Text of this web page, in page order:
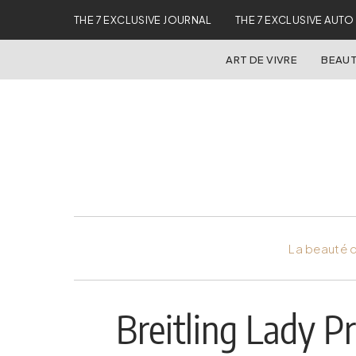
THE 7 EXCLUSIVE JOURNAL THE 7 EXCLUSIVE AUTO
ART DE VIVRE
La beauté
Breitling Lady